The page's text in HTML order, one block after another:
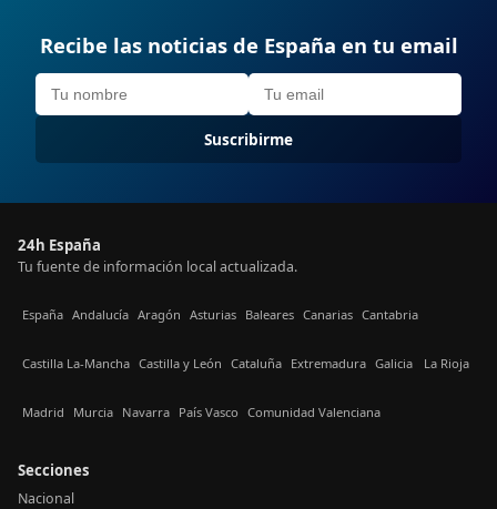
Recibe las noticias de España en tu email
Suscribirme
24h España
Tu fuente de información local actualizada.
España Andalucía Aragón Asturias Baleares Canarias Cantabria
Castilla La-Mancha Castilla y León Cataluña Extremadura Galicia La Rioja
Madrid Murcia Navarra País Vasco Comunidad Valenciana
Secciones
Nacional